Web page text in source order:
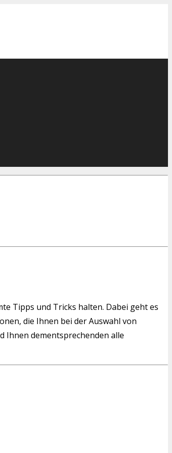
Tipps und Tricks halten. Dabei geht es
die Ihnen bei der Auswahl von
Ihnen dementsprechenden alle